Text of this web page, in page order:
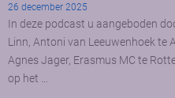
26 december 2025
In deze podcast u aangeboden
Linn, Antoni van Leeuwenhoek te
Agnes Jager, Erasmus MC te
op het …